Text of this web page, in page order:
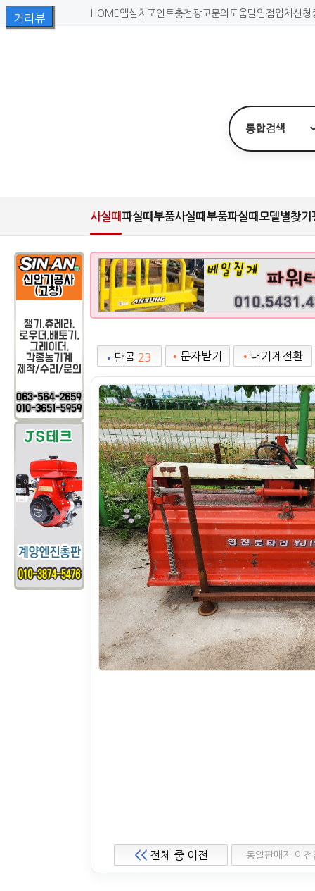
HOME 앱설치 포인트충전 광고문의 도움말입점업체신청
사실때파실때 부품사실때 부품파실때 모델별찾기
• 단골 23 • 문자받기 • 내기계전환
<<전체 중 이전 동일판매자 이전